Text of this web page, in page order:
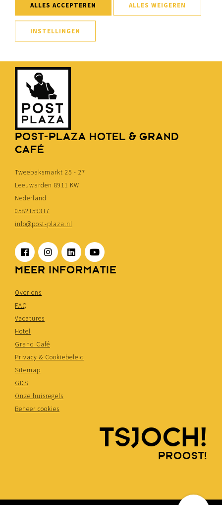
POST-PLAZA HOTEL & GRAND
CAFÉ
Tweebaksmarkt 25 - 27
Leeuwarden 8911 KW
Nederland
0582159317
info@post-plaza.nl
MEER INFORMATIE
Over ons
FAQ
Vacatures
Hotel
Grand Café
Privacy & Cookiebeleid
Sitemap
GDS
Onze huisregels
Beheer cookies
TSJOCH!
PROOST!
ALLES ACCEPTEREN ALLES WEIGEREN
INSTELLINGEN